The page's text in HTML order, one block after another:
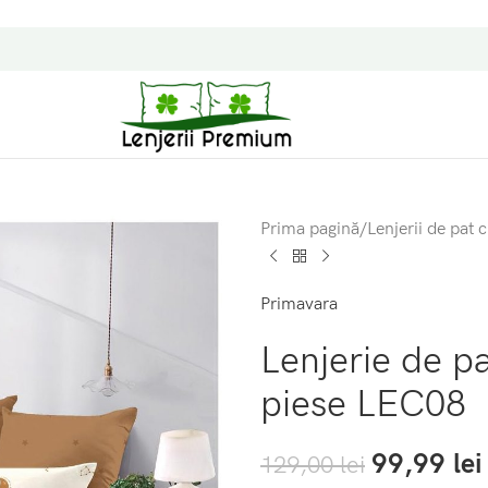
Prima pagină/Lenjerii de pat
Primavara
Lenjerie de
piese LEC08
129,00lei 99,99 lei